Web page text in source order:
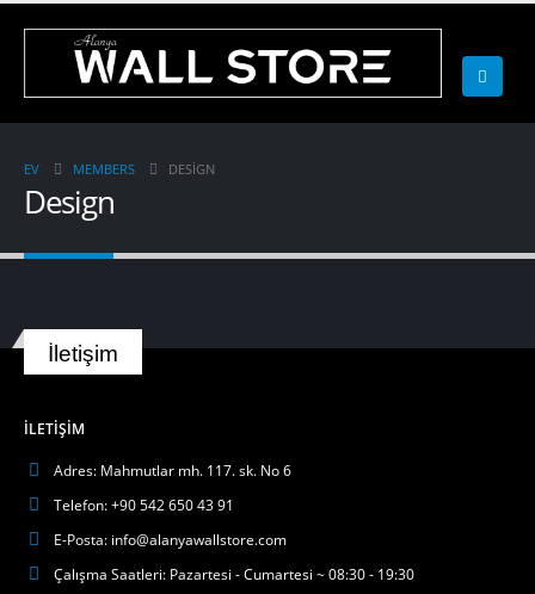
EV MEMBERS DESIGN
Design
İletişim
İLETIŞIM
Adres: Mahmutlar mh. 117. sk. No 6
Telefon:+90 542 650 43 91
E-Posta: info@alanyawallstore.com
Çalışma Saatleri: Pazartesi - Cumartesi ~ 08:30 - 19:30